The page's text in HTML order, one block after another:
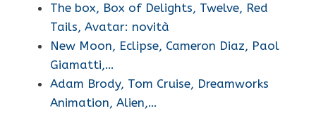
The box, Box of Delights, Twelve, Red
Tails, Avatar: novità
New Moon, Eclipse, Cameron Diaz, Paol
Giamatti,…
Adam Brody, Tom Cruise, Dreamworks
Animation, Alien,…